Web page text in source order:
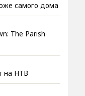
самого дома
The Parish
на НТВ